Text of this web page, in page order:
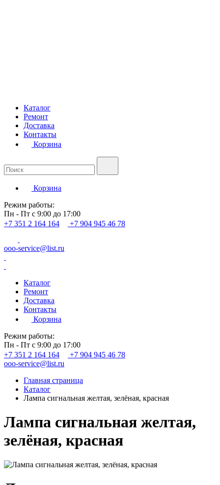
Каталог
Ремонт
Доставка
Контакты
Корзина
Корзина
Режим работы:
Пн - Пт с 9:00 до 17:00
+7 351 2 164 164
+7 904 945 46 78
ooo-service@list.ru
Каталог
Ремонт
Доставка
Контакты
Корзина
Режим работы:
Пн - Пт с 9:00 до 17:00
+7 351 2 164 164
+7 904 945 46 78
ooo-service@list.ru
Главная страница
Каталог
Лампа сигнальная желтая, зелёная, красная
Лампа сигнальная желтая,
зелёная, красная